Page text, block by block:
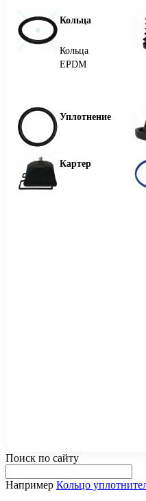
Кольца
Кольца
EPDM
Уплотнение
Картер
Поиск по сайту
Например Кольцо